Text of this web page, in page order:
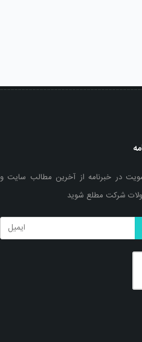
در خبرنامه از آخرین مطالب سایت و
شرکت مطلع شوید